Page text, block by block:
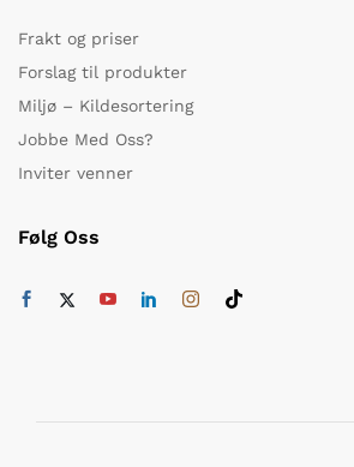
Frakt og priser
Forslag til produkter
Miljø – Kildesortering
Jobbe Med Oss?
Inviter venner
Følg Oss